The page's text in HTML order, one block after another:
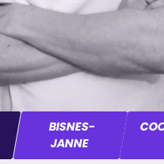
BISNES-
JANNE